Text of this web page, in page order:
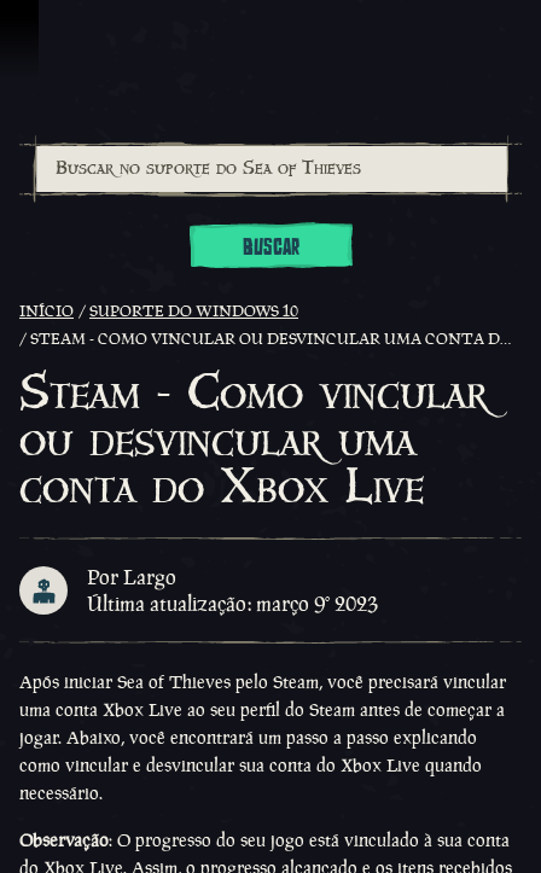
BUSCAR
INÍCIO
SUPORTE DO WINDOWS 10
STEAM - COMO VINCULAR OU DESVINCULAR UMA CONTA DO XBOX LIVE
Steam - Como vincular
ou desvincular uma
conta do Xbox Live
Por Largo
Última atualização: março 9º 2023
Após iniciar Sea of Thieves pelo Steam, você precisará vincular
uma conta Xbox Live ao seu perfil do Steam antes de começar a
jogar. Abaixo, você encontrará um passo a passo explicando
como vincular e desvincular sua conta do Xbox Live quando
necessário.
Observação: O progresso do seu jogo está vinculado à sua conta
do Xbox Live. Assim, o progresso alcançado e os itens recebidos